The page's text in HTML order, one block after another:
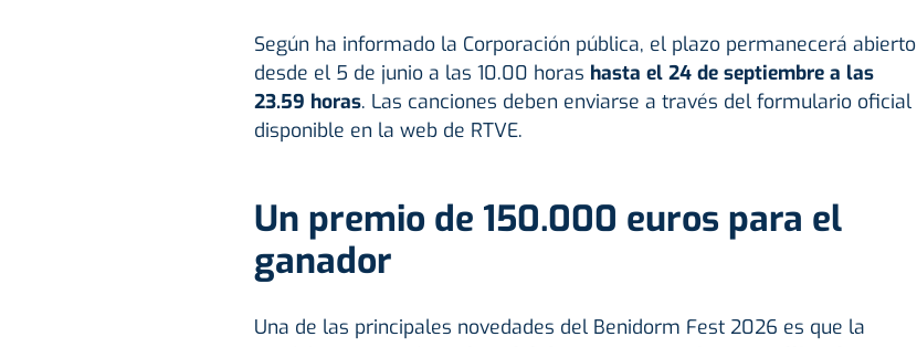
Según ha informado la Corporación pública, el plazo permanecerá abierto
desde el 5 de junio a las 10.00 horas hasta el 24 de septiembre a las
23.59 horas. Las canciones deben enviarse a través del formulario oficial
disponible en la web de RTVE.
Un premio de 150.000 euros para el
ganador
Una de las principales novedades del Benidorm Fest 2026 es que la